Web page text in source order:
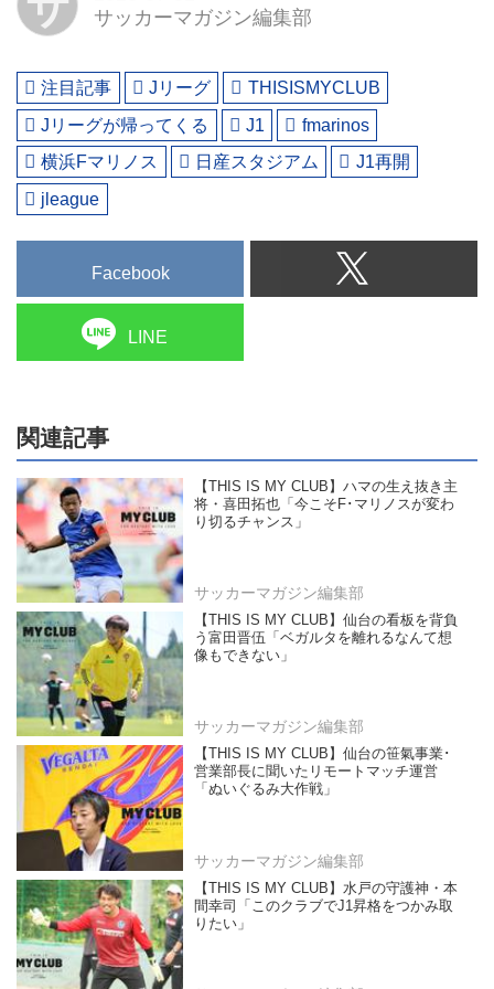
サッカーマガジン編集部
注目記事 Jリーグ
THISISMYCLUB
Jリーグが帰ってくる
J1
fmarinos
横浜Fマリノス
日産スタジアム
J1再開
jleague
Facebook
LINE
関連記事
【THIS IS MY CLUB】ハマの生え抜き主
将・喜田拓也「今こそF･マリノスが変わ
り切るチャンス」
サッカーマガジン編集部
【THIS IS MY CLUB】仙台の看板を背負
う富田晋伍「ベガルタを離れるなんて想
像もできない」
サッカーマガジン編集部
【THIS IS MY CLUB】仙台の笹氣事業･
営業部長に聞いたリモートマッチ運営
「ぬいぐるみ大作戦」
サッカーマガジン編集部
【THIS IS MY CLUB】水戸の守護神・本
間幸司「このクラブでJ1昇格をつかみ取
りたい」